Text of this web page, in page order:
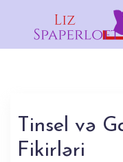
Tinsel və
Fikirləri